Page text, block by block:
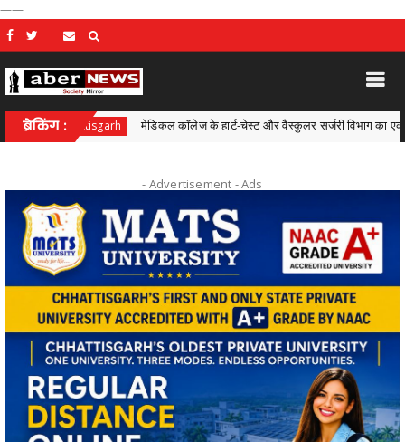
——
ब्रेकिंग : मेडिकल कॉलेज के हार्ट-चेस्ट और वैस्कुलर सर्जरी विभाग का एक और कीर्तिमान
- Advertisement -Ads